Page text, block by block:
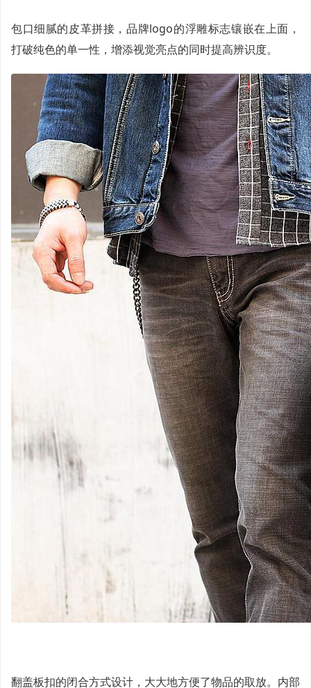
包口细腻的皮革拼接，品牌logo的浮雕标志镶嵌在上面，
打破纯色的单一性，增添视觉亮点的同时提高辨识度。
翻盖板扣的闭合方式设计，大大地方便了物品的取放。内部